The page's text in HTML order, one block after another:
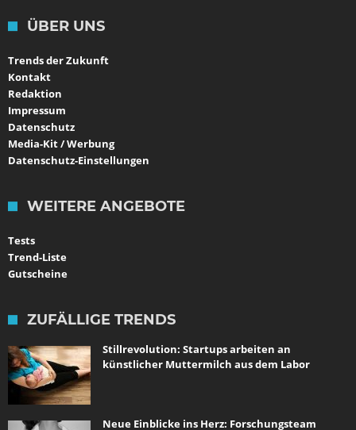
ÜBER UNS
Trends der Zukunft
Kontakt
Redaktion
Impressum
Datenschutz
Media-Kit / Werbung
Datenschutz-Einstellungen
WEITERE ANGEBOTE
Tests
Trend-Liste
Gutscheine
ZUFÄLLIGE TRENDS
Stillrevolution: Startups arbeiten an
künstlicher Muttermilch aus dem Labor
Neue Einblicke ins Herz: Forschungsteam